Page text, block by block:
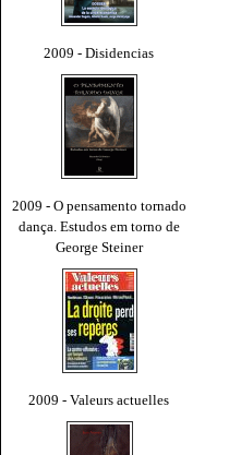
2009 - Disidencias
2009 - O pensamento tornado
dança. Estudos em torno de
George Steiner
2009 - Valeurs actuelles